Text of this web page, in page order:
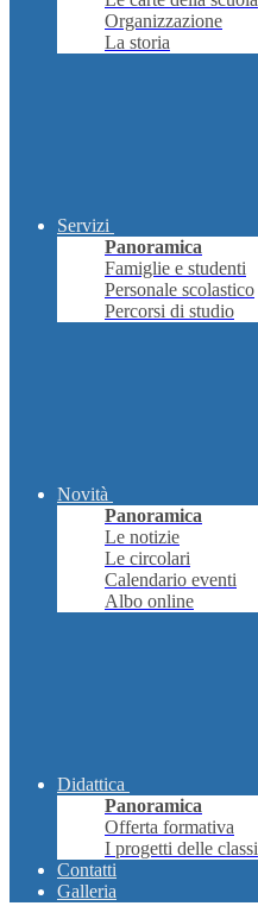
Organizzazione
La storia
Servizi
Panoramica
Famiglie e studenti
Personale scolastico
Percorsi di studio
Novità
Panoramica
Le notizie
Le circolari
Calendario eventi
Albo online
Didattica
Panoramica
Offerta formativa
I progetti delle classi
Contatti
Galleria